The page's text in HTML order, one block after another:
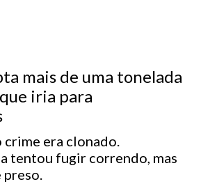
mais de uma tonelada
iria para
crime era clonado.
tentou fugir correndo, mas
preso.